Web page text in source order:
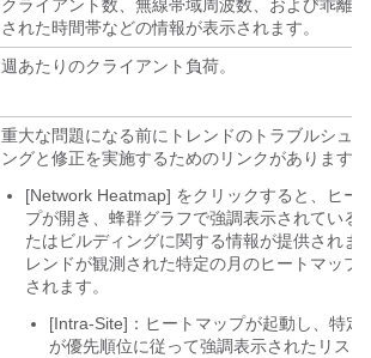
クライアント数、無線帯域周波数、および乖離
された時間帯などの情報が表示されます。
週あたりのクライアント負荷。
重大な問題になる前にトレンドのトラブルシュ
ングと修正を実施するためのリンクがあります。
[Network Heatmap] をクリックすると、ヒー
プが開き、蜂群グラフで強調表示されている
たはビルディングに関する情報が提供されま
レンドが観測された特定の月のヒートマップ
されます。
[Intra-Site]：ヒートマップが起動し、特定
が優先順位に従って強調表示されたリスト